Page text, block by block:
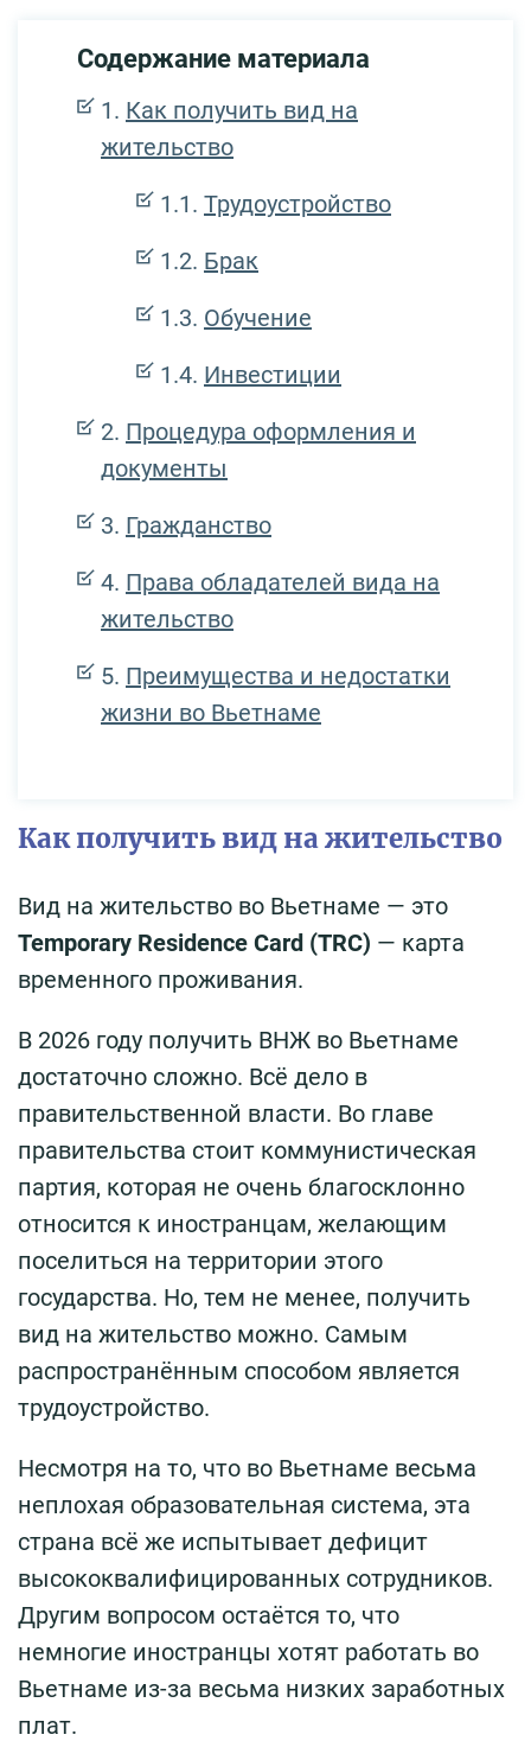
Содержание материала
Как получить вид на
жительство
Трудоустройство
Брак
Обучение
Инвестиции
Процедура оформления и
документы
Гражданство
Права обладателей вида на
жительство
Преимущества и недостатки
жизни во Вьетнаме
Как получить вид на жительство
Вид на жительство во Вьетнаме — это
Temporary Residence Card (TRC) — карта
временного проживания.
В 2026 году получить ВНЖ во Вьетнаме
достаточно сложно. Всё дело в
правительственной власти. Во главе
правительства стоит коммунистическая
партия, которая не очень благосклонно
относится к иностранцам, желающим
поселиться на территории этого
государства. Но, тем не менее, получить
вид на жительство можно. Самым
распространённым способом является
трудоустройство.
Несмотря на то, что во Вьетнаме весьма
неплохая образовательная система, эта
страна всё же испытывает дефицит
высококвалифицированных сотрудников.
Другим вопросом остаётся то, что
немногие иностранцы хотят работать во
Вьетнаме из-за весьма низких заработных
плат.